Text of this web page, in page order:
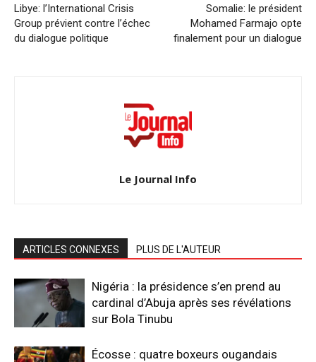
Libye: l’International Crisis
Group prévient contre l’échec
du dialogue politique
Somalie: le président
Mohamed Farmajo opte
finalement pour un dialogue
Le Journal Info
ARTICLES CONNEXES PLUS DE L'AUTEUR
Nigéria : la présidence s’en prend au
cardinal d’Abuja après ses révélations
sur Bola Tinubu
Écosse : quatre boxeurs ougandais